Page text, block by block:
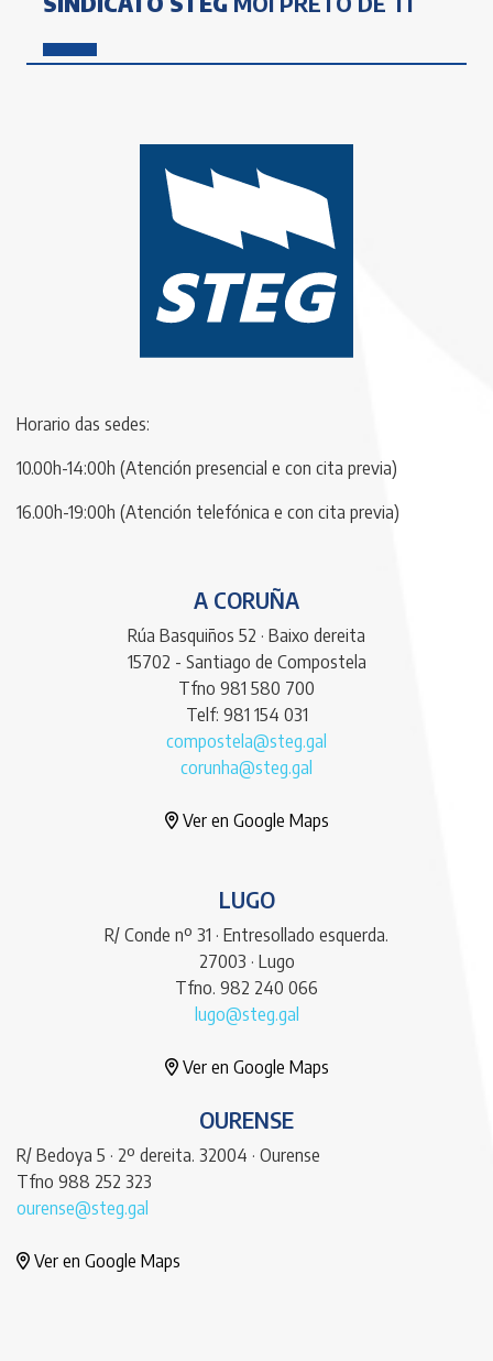
Horario das sedes:
10.00h-14:00h (Atención presencial e con cita previa)
16.00h-19:00h (Atención telefónica e con cita previa)
A CORUÑA
Rúa Basquiños 52 · Baixo dereita
15702 - Santiago de Compostela
Tfno 981 580 700
Telf: 981 154 031
compostela@steg.gal
corunha@steg.gal
Ver en Google Maps
LUGO
R/ Conde nº 31 · Entresollado esquerda.
27003 · Lugo
Tfno. 982 240 066
lugo@steg.gal
Ver en Google Maps
OURENSE
R/ Bedoya 5 · 2º dereita. 32004 · Ourense
Tfno 988 252 323
ourense@steg.gal
Ver en Google Maps